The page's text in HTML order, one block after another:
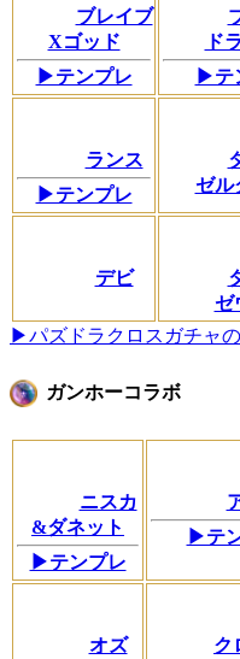
ブレイブ
Xゴッド
▶テンプレ
ド
▶テ
ランス
▶テンプレ
ゼル
デビ
ゼ
▶パズドラクロスガチャ
ガンホーコラボ
ニスカ
&ダネット
▶テンプレ
▶テ
オズ
ク